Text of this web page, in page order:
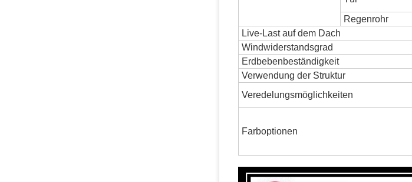
Regenrohr
Live-Last auf dem Dach
Windwiderstandsgrad
Erdbebenbeständigkeit
Verwendung der Struktur
Veredelungsmöglichkeiten
Farboptionen